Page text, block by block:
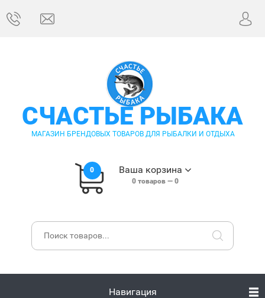
СЧАСТЬЕ РЫБАКА
МАГАЗИН БРЕНДОВЫХ ТОВАРОВ ДЛЯ РЫБАЛКИ И ОТДЫХА
0 Ваша корзина
0товаров — 0
Навигация